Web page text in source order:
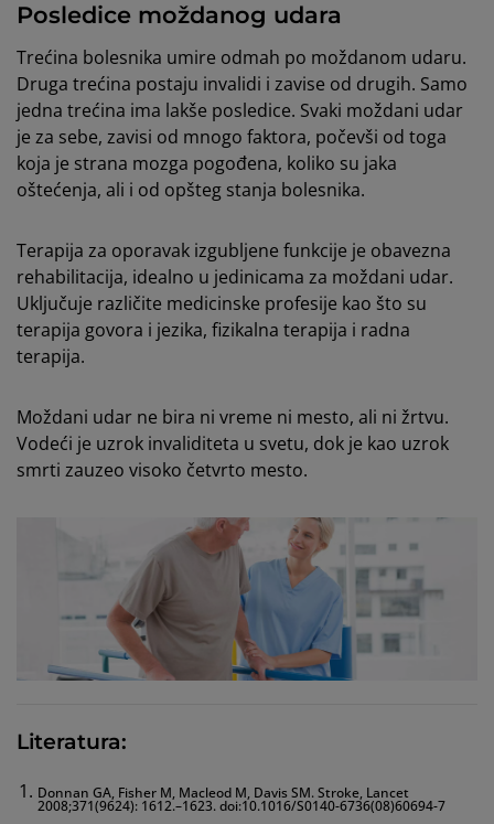
Posledice moždanog udara
Trećina bolesnika umire odmah po moždanom udaru.
Druga trećina postaju invalidi i zavise od drugih. Samo
jedna trećina ima lakše posledice. Svaki moždani udar
je za sebe, zavisi od mnogo faktora, počevši od toga
koja je strana mozga pogođena, koliko su jaka
oštećenja, ali i od opšteg stanja bolesnika.
Terapija za oporavak izgubljene funkcije je obavezna
rehabilitacija, idealno u jedinicama za moždani udar.
Uključuje različite medicinske profesije kao što su
terapija govora i jezika, fizikalna terapija i radna
terapija.
Moždani udar ne bira ni vreme ni mesto, ali ni žrtvu.
Vodeći je uzrok invaliditeta u svetu, dok je kao uzrok
smrti zauzeo visoko četvrto mesto.
Literatura:
Donnan GA, Fisher M, Macleod M, Davis SM. Stroke, Lancet
2008;371(9624): 1612.–1623. doi:10.1016/S0140-6736(08)60694-7